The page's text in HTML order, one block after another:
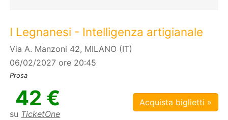
I Legnanesi - Intelligenza artigianale
Via A. Manzoni 42, MILANO (IT)
06/02/2027 ore 20:45
Prosa
42 €
su TicketOne
Acquista biglietti »